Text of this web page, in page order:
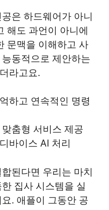
은 하드웨어가 아니
해도 과언이 아니에
문맥을 이해하고 사
동적으로 제안하는
라고요.
하고 연속적인 명령
춤형 서비스 제공
바이스 AI 처리
된다면 우리는 마치
집사 시스템을 실
. 애플이 그동안 공